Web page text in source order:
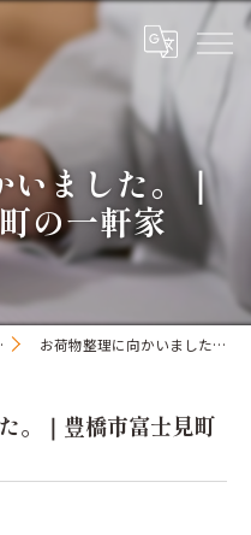
ました。｜
の一軒家
お荷物整理に向かいました。｜豊橋市富士見町の一軒家
。｜豊橋市富士見町